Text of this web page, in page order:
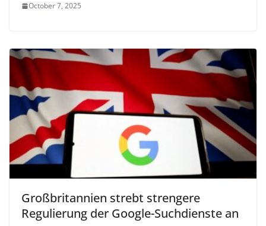
October 7, 2025
Großbritannien strebt strengere
Regulierung der Google-Suchdienste an